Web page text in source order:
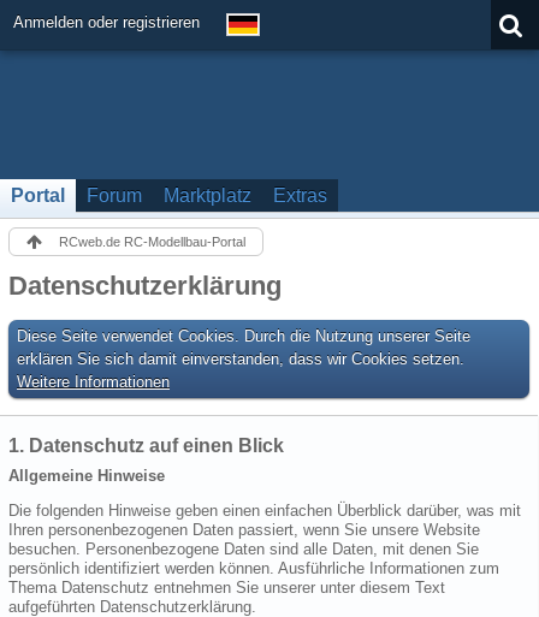
Anmelden oder registrieren
Portal Forum Marktplatz Extras
RCweb.de RC-Modellbau-Portal
Datenschutzerklärung
Diese Seite verwendet Cookies. Durch die Nutzung unserer Seite
erklären Sie sich damit einverstanden, dass wir Cookies setzen.
Weitere Informationen
1. Datenschutz auf einen Blick
Allgemeine Hinweise
Die folgenden Hinweise geben einen einfachen Überblick darüber, was mit
Ihren personenbezogenen Daten passiert, wenn Sie unsere Website
besuchen. Personenbezogene Daten sind alle Daten, mit denen Sie
persönlich identifiziert werden können. Ausführliche Informationen zum
Thema Datenschutz entnehmen Sie unserer unter diesem Text
aufgeführten Datenschutzerklärung.